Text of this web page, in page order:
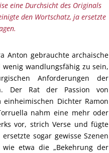
eine Durchsicht des Originals
den Wortschatz, ja ersetzte
Anton gebrauchte archaische
wandlungsfähig zu sein,
Anforderungen der
Der Rat der Passion von
Dichter Ramon
nahm eine mehr oder
vor, strich Verse und fügte
sogar gewisse Szenen
etwa die „Bekehrung der